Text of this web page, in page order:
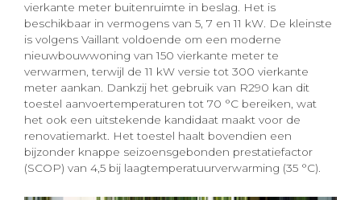
vierkante meter buitenruimte in beslag. Het is
beschikbaar in vermogens van 5, 7 en 11 kW. De kleinste
is volgens Vaillant voldoende om een moderne
nieuwbouwwoning van 150 vierkante meter te
verwarmen, terwijl de 11 kW versie tot 300 vierkante
meter aankan. Dankzij het gebruik van R290 kan dit
toestel aanvoertemperaturen tot 70 °C bereiken, wat
het ook een uitstekende kandidaat maakt voor de
renovatiemarkt. Het toestel haalt bovendien een
bijzonder knappe seizoensgebonden prestatiefactor
(SCOP) van 4,5 bij laagtemperatuurverwarming (35 °C).